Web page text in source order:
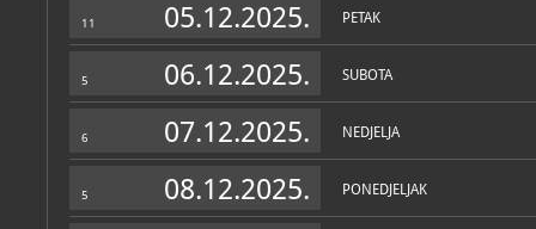
11 05.12.2025. PETAK
5 06.12.2025. SUBOTA
6 07.12.2025. NEDJELJA
5 08.12.2025. PONEDJELJAK
Zbirke